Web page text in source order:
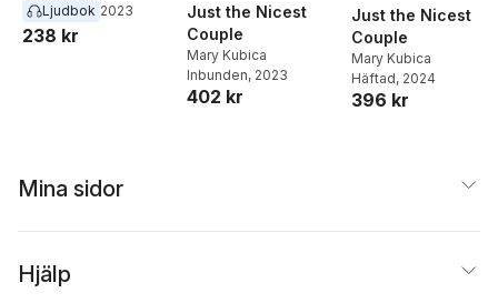
Ljudbok 2023
238 kr
Just the Nicest
Couple
Mary Kubica
Inbunden, 2023
402 kr
Just the Nicest
Couple
Mary Kubica
Häftad, 2024
396 kr
Mina sidor
Hjälp